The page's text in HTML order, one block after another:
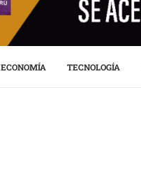
ECONOMÍA TECNOLOGÍA